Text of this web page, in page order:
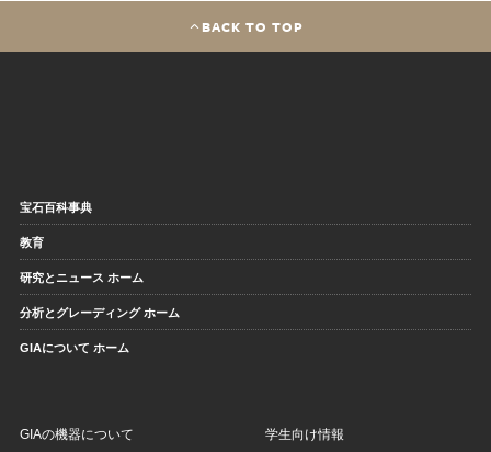
BACK TO TOP
宝石百科事典
教育
研究とニュース ホーム
分析とグレーディング ホーム
GIAについて ホーム
GIAの機器について 学生向け情報